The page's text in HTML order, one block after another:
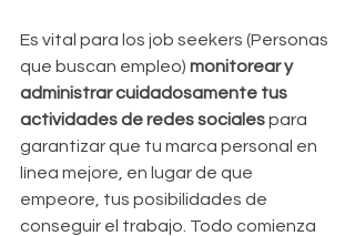
Es vital para los job seekers (Personas
que buscan empleo) monitorear y
administrar cuidadosamente tus
actividades de redes sociales para
garantizar que tu marca personal en
línea mejore, en lugar de que
empeore, tus posibilidades de
conseguir el trabajo. Todo comienza